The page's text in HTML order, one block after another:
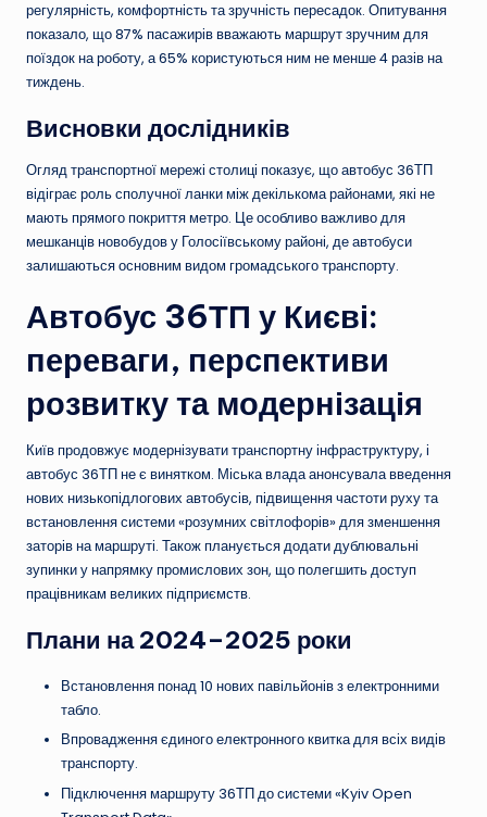
регулярність, комфортність та зручність пересадок. Опитування
показало, що 87% пасажирів вважають маршрут зручним для
поїздок на роботу, а 65% користуються ним не менше 4 разів на
тиждень.
Висновки дослідників
Огляд транспортної мережі столиці показує, що автобус 36ТП
відіграє роль сполучної ланки між декількома районами, які не
мають прямого покриття метро. Це особливо важливо для
мешканців новобудов у Голосіївському районі, де автобуси
залишаються основним видом громадського транспорту.
Автобус 36ТП у Києві:
переваги, перспективи
розвитку та модернізація
Київ продовжує модернізувати транспортну інфраструктуру, і
автобус 36ТП не є винятком. Міська влада анонсувала введення
нових низькопідлогових автобусів, підвищення частоти руху та
встановлення системи «розумних світлофорів» для зменшення
заторів на маршруті. Також планується додати дублювальні
зупинки у напрямку промислових зон, що полегшить доступ
працівникам великих підприємств.
Плани на 2024–2025 роки
Встановлення понад 10 нових павільйонів з електронними
табло.
Впровадження єдиного електронного квитка для всіх видів
транспорту.
Підключення маршруту 36ТП до системи «Kyiv Open